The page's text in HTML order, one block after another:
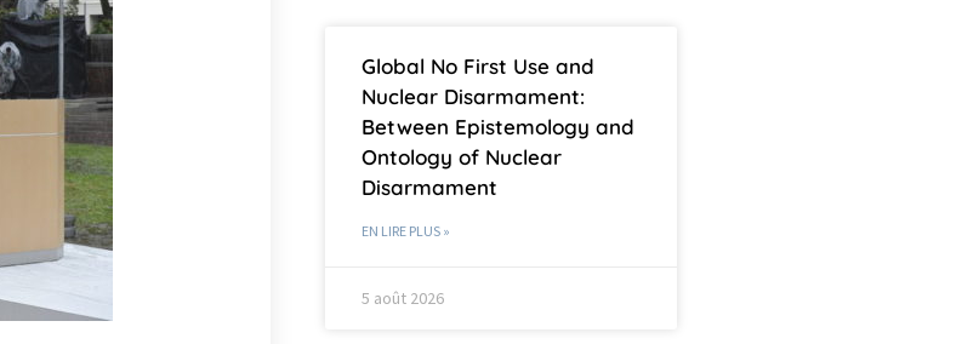
Global No First Use and
Nuclear Disarmament:
Between Epistemology and
Ontology of Nuclear
Disarmament
EN LIRE PLUS »
5 août 2026